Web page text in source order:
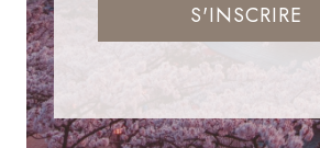
S'INSCRIRE